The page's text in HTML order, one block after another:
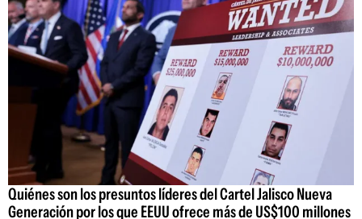
Quiénes son los presuntos líderes del Cartel Jalisco Nueva
Generación por los que EEUU ofrece más de US$100 millones